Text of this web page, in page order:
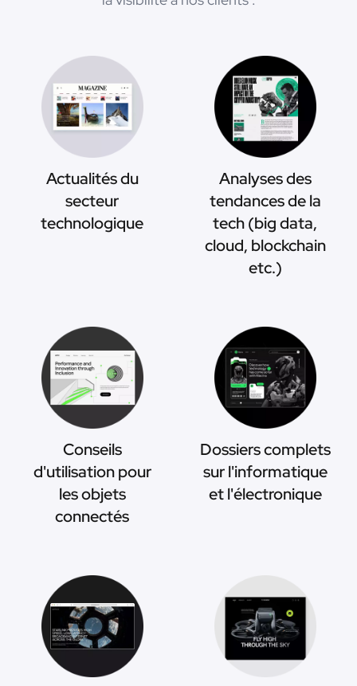
Actualités du
secteur
technologique
Analyses des
tendances de la
tech (big data,
cloud, blockchain
etc.)
Conseils
d'utilisation pour
les objets
connectés
Dossiers complets
sur l'informatique
et l'électronique